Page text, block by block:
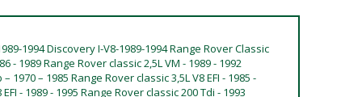
1994 Discovery I-V8-1989-1994 Range Rover Classic
- 1989 Range Rover classic 2,5L VM - 1989 - 1992
1970 – 1985 Range Rover classic 3,5L V8 EFI - 1985 -
- 1989 - 1995 Range Rover classic 200 Tdi - 1993